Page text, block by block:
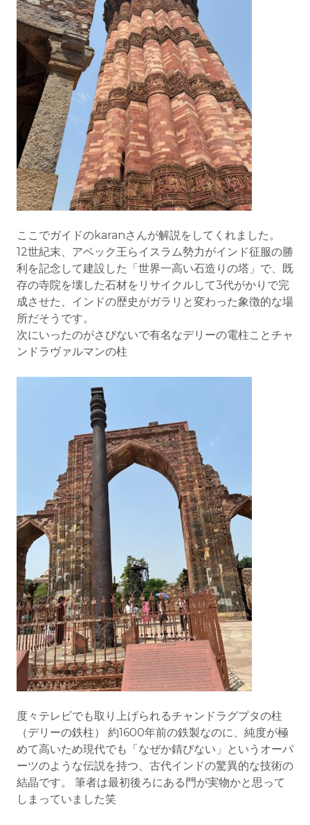
ここでガイドのkaranさんが解説をしてくれました。
12世紀末、アベック王らイスラム勢力がインド征服の勝
利を記念して建設した「世界一高い石造りの塔」で、既
存の寺院を壊した石材をリサイクルして3代がかりで完
成させた、インドの歴史がガラリと変わった象徴的な場
所だそうです。
次にいったのがさびないで有名なデリーの電柱ことチャ
ンドラヴァルマンの柱
度々テレビでも取り上げられるチャンドラグプタの柱
（デリーの鉄柱） 約1600年前の鉄製なのに、純度が極
めて高いため現代でも「なぜか錆びない」というオーパ
ーツのような伝説を持つ、古代インドの驚異的な技術の
結晶です。 筆者は最初後ろにある門が実物かと思って
しまっていました笑